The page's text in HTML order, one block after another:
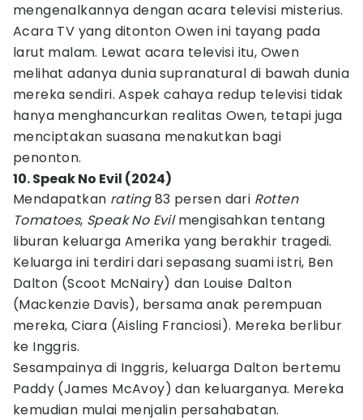
mengenalkannya dengan acara televisi misterius.
Acara TV yang ditonton Owen ini tayang pada
larut malam. Lewat acara televisi itu, Owen
melihat adanya dunia supranatural di bawah dunia
mereka sendiri. Aspek cahaya redup televisi tidak
hanya menghancurkan realitas Owen, tetapi juga
menciptakan suasana menakutkan bagi
penonton.
10. Speak No Evil (2024)
Mendapatkan rating83 persen dari Rotten
Tomatoes, Speak No Evilmengisahkan tentang
liburan keluarga Amerika yang berakhir tragedi.
Keluarga ini terdiri dari sepasang suami istri, Ben
Dalton (Scoot McNairy) dan Louise Dalton
(Mackenzie Davis), bersama anak perempuan
mereka, Ciara (Aisling Franciosi). Mereka berlibur
ke Inggris.
Sesampainya di Inggris, keluarga Dalton bertemu
Paddy (James McAvoy) dan keluarganya. Mereka
kemudian mulai menjalin persahabatan.